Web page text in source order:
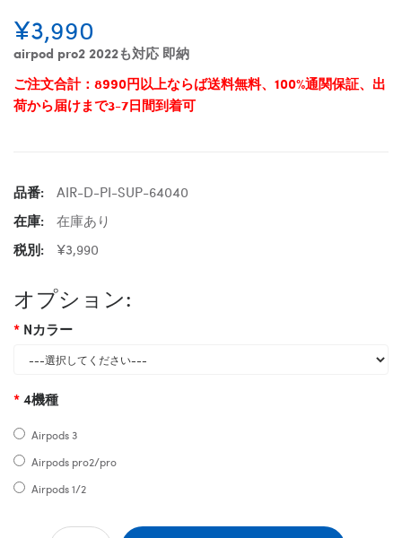
¥3,990
airpod pro2 2022も対応 即納
ご注文合計：8990円以上ならば送料無料、100%通関保証、出
荷から届けまで3-7日間到着可
品番:
AIR-D-PI-SUP-64040
在庫:
在庫あり
税別:
¥3,990
オプション:
Nカラー
4機種
Airpods 3
Airpods pro2/pro
Airpods 1/2